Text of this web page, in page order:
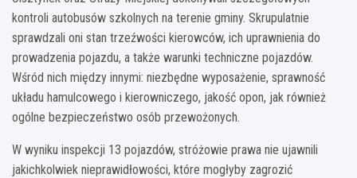
kontroli autobusów szkolnych na terenie gminy. Skrupulatnie
sprawdzali oni stan trzeźwości kierowców, ich uprawnienia do
prowadzenia pojazdu, a także warunki techniczne pojazdów.
Wśród nich między innymi: niezbędne wyposażenie, sprawność
układu hamulcowego i kierowniczego, jakość opon, jak również
ogólne bezpieczeństwo osób przewożonych.
W wyniku inspekcji 13 pojazdów, stróżowie prawa nie ujawnili
jakichkolwiek nieprawidłowości, które mogłyby zagrozić